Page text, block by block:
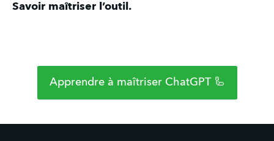
Savoir maîtriser l’outil.
Apprendre à maîtriser ChatGPT 🦾